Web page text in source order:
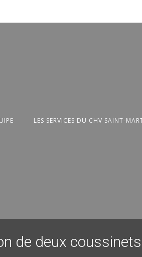
LES SERVICES DU CHV SAINT-
de deux